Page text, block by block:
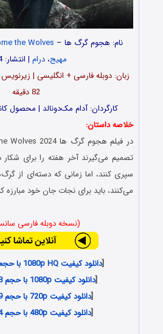
نام: هجوم گرگ ها – the Wolves
مهیج، درام | انتشار: 2024
زبان: دوبله فارسی + انگلیسی |
82 دقیقه
کارگردان: آدام مک‌دونالد | محصول کانادا |
خلاصه داستان:
تصمیم می‌گیرند آخر هفته را برای شکار
سپری کنند، اما زمانی که دسته‌ای از
می‌کنند، باید برای نجات جان خود مبارزه
(نسخه دوبله فارسی
[دانلود کیفیت 1080p HQ با حجم 2.03 گیگابایت
[دانلود کیفیت 1080p با حجم 1.48 گیگابایت
[دانلود کیفیت 720p با حجم 769 مگابایت
[دانلود کیفیت 480p با حجم 554 مگابایت